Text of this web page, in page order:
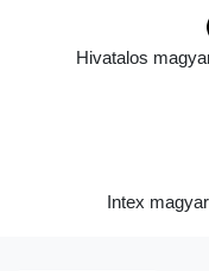
Hivatalos
Intex